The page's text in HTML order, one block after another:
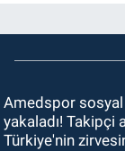
Amedspor
yakaladı! Takipçi
Türkiye'nin